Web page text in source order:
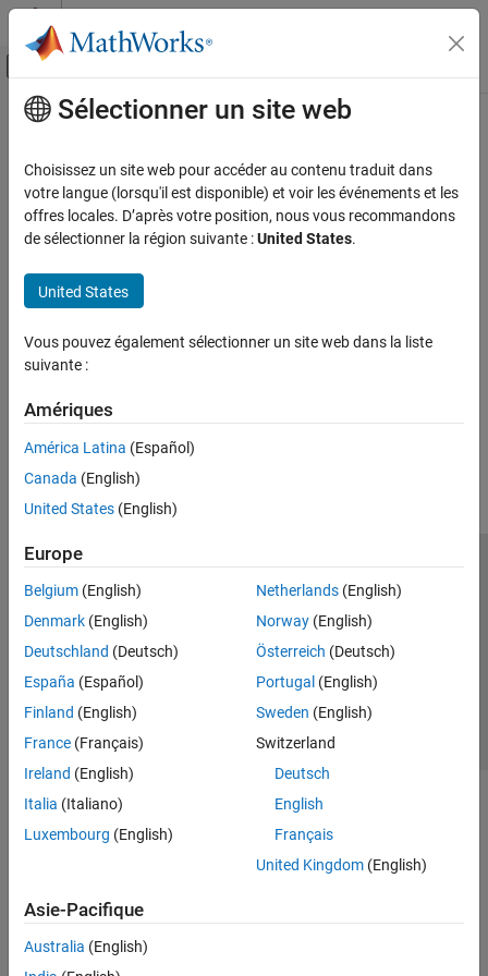
Passer au contenu
Activer/désactiver l'affichage du menu
Accueil de la documentation
Contenu principal
How useful was this information?
Sélectionner un site web
Choisissez un site web pour accéder au contenu traduit dans
votre langue (lorsqu'il est disponible) et voir les événements et les
offres locales. D’après votre position, nous vous recommandons
de sélectionner la région suivante :United States.
United States
Vous pouvez également sélectionner un site web dans la liste
suivante :
Amériques
América Latina (Español)
Canada (English)
United States (English)
Europe
Belgium (English)
Denmark (English)
Deutschland (Deutsch)
España (Español)
Finland (English)
France (Français)
Ireland (English)
Italia (Italiano)
Luxembourg (English)
Netherlands(English)
Norway(English)
Österreich (Deutsch)
Portugal (English)
Sweden (English)
Switzerland
Deutsch
English
Français
United Kingdom(English)
Asie-Pacifique
Australia (English)
Lutte anti-piratage
Contacts locaux
© 1994-2026 The MathWorks, Inc.